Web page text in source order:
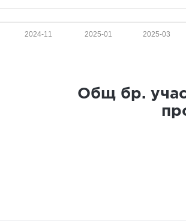
2025-03
2025-01
2024-11
Общ бр.